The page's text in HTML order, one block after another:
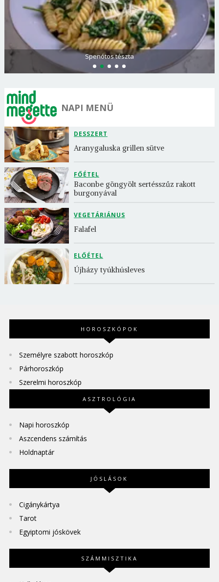
Görögdinnye-limonádé
NAPI MENÜ
DESSZERT
Aranygaluska grillen sütve
FŐÉTEL
Baconbe göngyölt sertésszűz rakott
burgonyával
VEGETÁRIÁNUS
Falafel
ELŐÉTEL
Újházy tyúkhúsleves
HOROSZKÓPOK
Személyre szabott horoszkóp
Párhoroszkóp
Szerelmi horoszkóp
ASZTROLÓGIA
Napi horoszkóp
Aszcendens számítás
Holdnaptár
JÓSLÁSOK
Cigánykártya
Tarot
Egyiptomi jóskövek
SZÁMMISZTIKA